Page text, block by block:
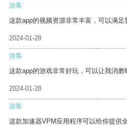
游客
这款app的视频资源非常丰富，可以满足
2024-01-28
游客
这款app的游戏非常好玩，可以让我消磨
2024-01-28
游客
这款加速器VPM应用程序可以给你提供